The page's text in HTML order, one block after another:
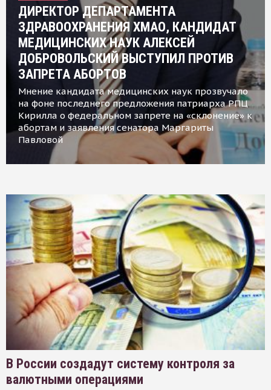
ДИРЕКТОР ДЕПАРТАМЕНТА
ЗДРАВООХРАНЕНИЯ ХМАО, КАНДИДАТ
МЕДИЦИНСКИХ НАУК АЛЕКСЕЙ
ДОБРОВОЛЬСКИЙ ВЫСТУПИЛ ПРОТИВ
ЗАПРЕТА АБОРТОВ
Мнение кандидата медицинских наук прозвучало
на фоне последнего предложения патриарха РПЦ
Кирилла о федеральном запрете на «склонение» к
абортам и заявления сенатора Маргариты
Павловой
В России создадут систему контроля за
валютными операциями